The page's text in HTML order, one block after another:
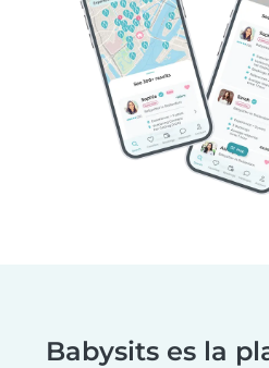
Babysits es la